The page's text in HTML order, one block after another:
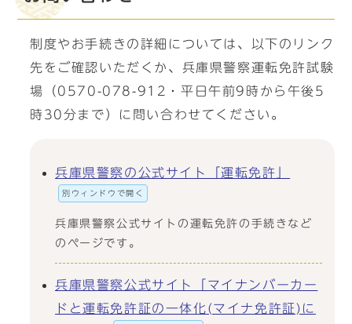
制度やお手続きの詳細については、以下のリンク
先をご確認いただくか、兵庫県警察運転免許試験
場（0570-078-912・平日午前9時から午後5
時30分まで）に問い合わせてください。
兵庫県警察の公式サイト「運転免許」
別ウィンドウで開く
兵庫県警察公式サイトの運転免許の手続きなど
のページです。
兵庫県警察公式サイト「マイナンバーカー
ドと運転免許証の一体化(マイナ免許証)に